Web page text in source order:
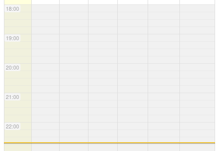
18:00
19:00
20:00
21:00
22:00